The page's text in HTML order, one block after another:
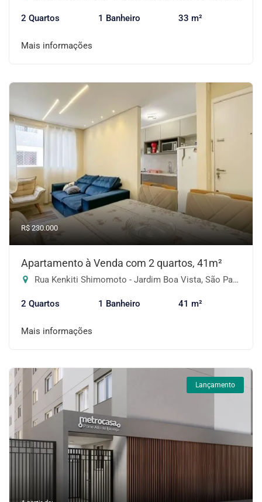
2 Quartos 1 Banheiro 33 m²
Mais informações
R$ 230.000
Apartamento à Venda com 2 quartos, 41m²
Rua Kenkiti Shimomoto - Jardim Boa Vista, São Paulo-SP
2 Quartos 1 Banheiro 41 m²
Mais informações
Lançamento